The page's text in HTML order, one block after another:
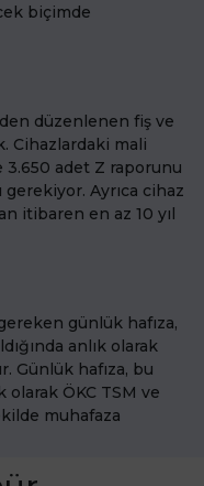
biçimde
düzenlenen fiş ve
Cihazlardaki mali
3.650 adet Z raporunu
Ayrıca cihaz
itibaren en az 10 yıl
günlük hafıza,
anlık olarak
Günlük hafıza, bu
ÖKC TSM ve
muhafaza